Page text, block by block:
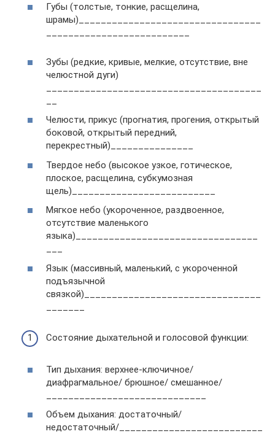
Губы (толстые, тонкие, расщелина,
шрамы)_________________________________
Зубы (редкие, кривые, мелкие, отсутствие, вне
челюстной дуги)
Челюсти, прикус (прогнатия, прогения, открытый
боковой, открытый передний,
перекрестный)_______________
Твердое небо (высокое узкое, готическое,
плоское, расщелина, субкумозная
щель)__________________________
Мягкое небо (укороченное, раздвоенное,
отсутствие маленького
языка)_________________________________
Язык (массивный, маленький, с укороченной
подъязычной
связкой)________________________________
Состояние дыхательной и голосовой функции:
Тип дыхания: верхнее-ключичное/
диафрагмальное/ брюшное/ смешанное/
Объем дыхания: достаточный/
недостаточный/__________________________